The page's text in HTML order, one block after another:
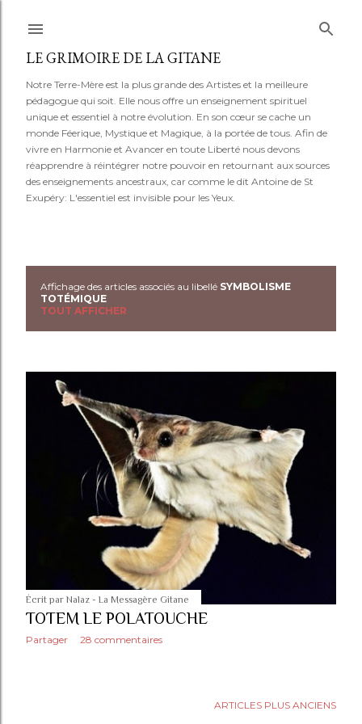
LE GRIMOIRE DE LA GITANE
Notre Terre-Mère est la plus grande des Artistes et la meilleure
pédagogue qui soit. Elle nous offre un enseignement spirituel
unique et essentiel à notre évolution. En son cœur se cache un
monde Féerique, Mystique et Magique, à la portée de tous. Afin de
vivre en Harmonie et Avancer en toute Liberté nous devons
réapprendre à réintégrer notre pouvoir en retournant aux sources
des enseignements ancestraux, car comme le dit Antoine de St
Exupéry: L'essentiel est invisible pour les Yeux.
A
r
t
Affichage des articles associés au libellé SYMBOLISME
TOTÉMIQUE
TOUT AFFICHER
Écrit par Nalaz - La Messagère Gitane
TOTEM LE POLATOUCHE
Partager 28 commentaires
ARTICLES PLUS ANCIENS